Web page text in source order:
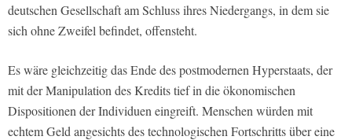
deutschen Gesellschaft am Schluss ihres Niedergangs, in dem sie
sich ohne Zweifel befindet, offensteht.
Es wäre gleichzeitig das Ende des postmodernen Hyperstaats, der
mit der Manipulation des Kredits tief in die ökonomischen
Dispositionen der Individuen eingreift. Menschen würden mit
echtem Geld angesichts des technologischen Fortschritts über eine